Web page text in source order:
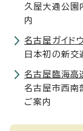
久屋大通公園
内
名古屋ガイド
日本初の新交
名古屋臨海高
名古屋市西南
ご案内